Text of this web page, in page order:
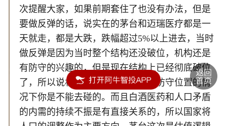
次提醒大家，如果前期套住了也没有办法，但是
要做反弹的话，说实在的茅台和迈瑞医疗都是一
天就走，都是大跌，跌幅超过5%以上进去，当时
做反弹是因为当时整个结构还没破位，机构还是
有防守的兴趣的，但是现在结构上已经彻底破位
了，所以说机构找不到可以依托的防守位置的情
况下你是不能去碰的。而且白酒医药和人口矛盾
的内需的持续不振是有直接关系的，所以国家将